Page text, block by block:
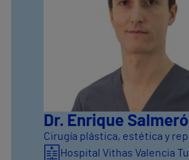
Dr. Enrique
Cirugía plástica, estética y
Hospital Vithas Valencia